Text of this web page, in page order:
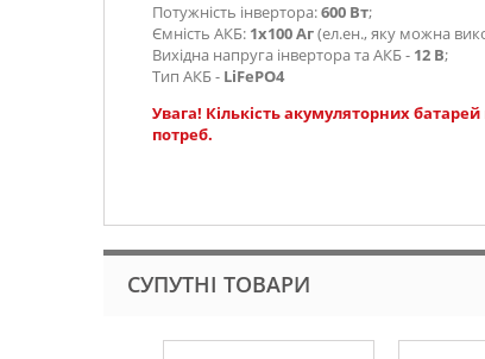
Потужність інвертора:600 Вт;
Ємність АКБ: 1х100 Аг(ел.ен., яку можна
Вихідна напруга інвертора та АКБ- 12 В;
Тип АКБ - LiFePO4
Увага! Кількість акумуляторних
потреб.
СУПУТНІ ТОВАРИ